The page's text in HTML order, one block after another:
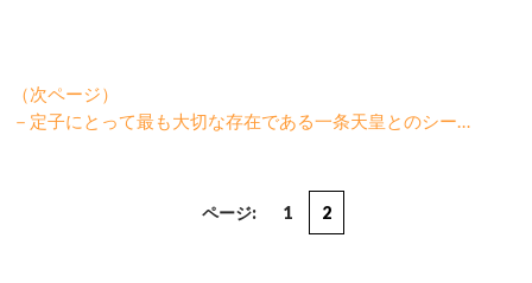
（次ページ）
－定子にとって最も大切な存在である一条天皇とのシー…
ページ: 1 2